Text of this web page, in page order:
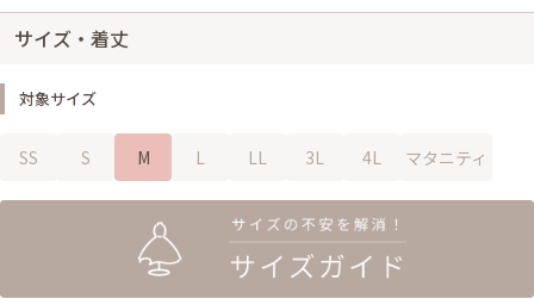
サイズ・着丈
対象サイズ
SS S M L LL 3L 4L マタニティ